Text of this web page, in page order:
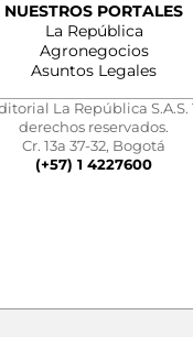
NUESTROS PORTALES
La República
Agronegocios
Asuntos Legales
La República S.A.S.
derechos reservados.
Cr. 13a 37-32, Bogotá
(+57) 1 4227600